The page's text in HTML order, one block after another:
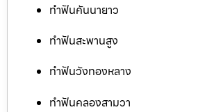
ทำฟันคันนายาว
ทำฟันสะพานสูง
ทำฟันวังทองหลาง
ทำฟันคลองสามวา